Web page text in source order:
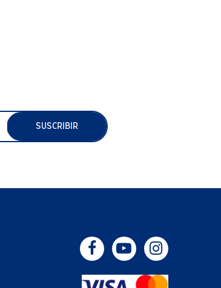
SUSCRIBIR